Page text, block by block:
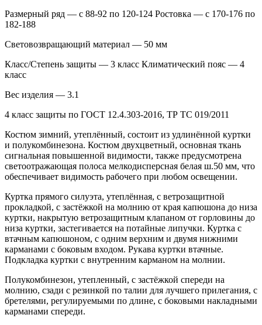
Размерный ряд — с 88-92 по 120-124 Ростовка — с 170-176 по
182-188
Световозвращающий материал — 50 мм
Класс/Степень защиты — 3 класс Климатический пояс — 4
класс
Вес изделия — 3.1
4 класс защиты по ГОСТ 12.4.303-2016, ТР ТС 019/2011
Костюм зимний, утеплённый, состоит из удлинённой куртки
и полукомбинезона. Костюм двухцветный, основная ткань
сигнальная повышенной видимости, также предусмотрена
светоотражающая полоса мелкодисперсная белая ш.50 мм, что
обеспечивает видимость рабочего при любом освещении.
Куртка прямого силуэта, утеплённая, с ветрозащитной
прокладкой, с застёжкой на молнию от края капюшона до низа
куртки, накрытую ветрозащитным клапаном от горловины до
низа куртки, застегивается на потайные липучки. Куртка с
втачным капюшоном, с одним верхним и двумя нижними
карманами с боковым входом. Рукава куртки втачные.
Подкладка куртки с внутренним карманом на молнии.
Полукомбинезон, утепленный, с застёжкой спереди на
молнию, сзади с резинкой по талии для лучшего прилегания, с
бретелями, регулируемыми по длине, с боковыми накладными
карманами спереди.